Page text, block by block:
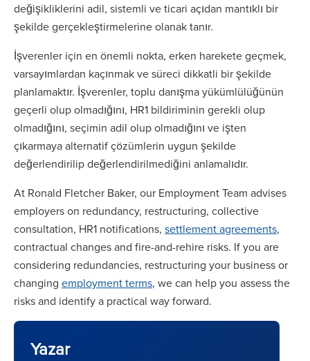
değişikliklerini adil, sistemli ve ticari açıdan mantıklı bir
şekilde gerçekleştirmelerine olanak tanır.
İşverenler için en önemli nokta, erken harekete geçmek,
varsayımlardan kaçınmak ve süreci dikkatli bir şekilde
planlamaktır. İşverenler, toplu danışma yükümlülüğünün
geçerli olup olmadığını, HR1 bildiriminin gerekli olup
olmadığını, seçimin adil olup olmadığını ve işten
çıkarmaya alternatif çözümlerin uygun şekilde
değerlendirilip değerlendirilmediğini anlamalıdır.
At Ronald Fletcher Baker, our Employment Team advises
employers on redundancy, restructuring, collective
consultation, HR1 notifications, settlement agreements,
contractual changes and fire-and-rehire risks. If you are
considering redundancies, restructuring your business or
changing employment terms, we can help you assess the
risks and identify a practical way forward.
Yazar